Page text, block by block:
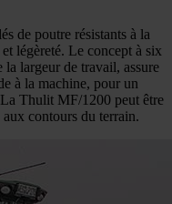
de poutre résistants à la
légèreté. Le concept à six
la largeur de travail, assure
à la machine, pour un
Thulit MF/1200 peut être
contours du terrain.